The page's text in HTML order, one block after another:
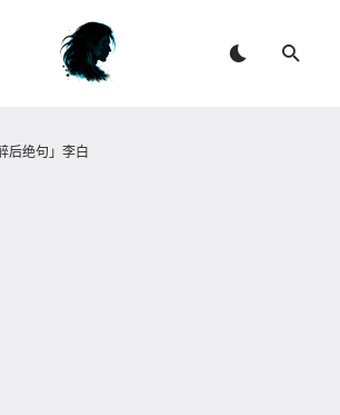
后绝句」李白